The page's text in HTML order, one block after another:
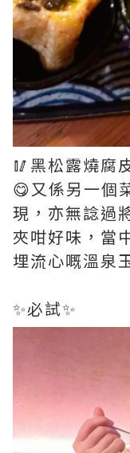
🥢黑松露燒腐
😋又係另一個
現，亦無諗過
夾咁好味，當
埋流心嘅溫泉
✨必試✨